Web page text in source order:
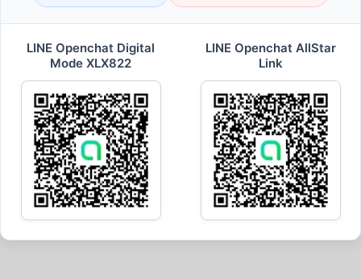
LINE Openchat Digital
Mode XLX822
LINE Openchat AllStar
Link